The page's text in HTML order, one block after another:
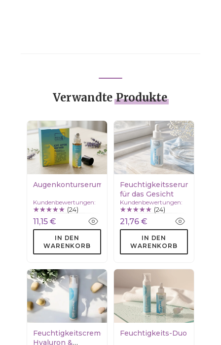
VerwandteProdukte
Augenkonturserum
Kundenbewertungen:
(24)
11,15 €
IN DEN
WARENKORB
Feuchtigkeitsserum
für das Gesicht
Kundenbewertungen:
(24)
21,76 €
IN DEN
WARENKORB
Feuchtigkeitscreme
Hyaluron &
Feuchtigkeits-Duo